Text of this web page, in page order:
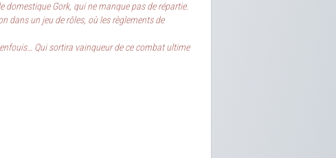
domestique Gork, qui ne manque pas de répartie.
dans un jeu de rôles, où les règlements de
Qui sortira vainqueur de ce combat ultime